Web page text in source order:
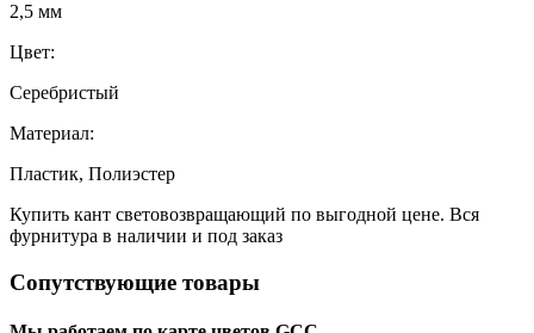
2,5 мм
Цвет:
Серебристый
Материал:
Пластик, Полиэстер
Купить кант световозвращающий по выгодной цене. Вся
фурнитура в наличии и под заказ
Сопутствующие товары